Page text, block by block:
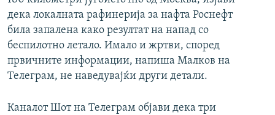
дека локалната рафинерија за нафта Роснефт
била запалена како резултат на напад со
беспилотно летало. Имало и жртви, според
првичните информации, напиша Малков на
Телеграм, не наведувајќи други детали.
Каналот Шот на Телеграм објави дека три